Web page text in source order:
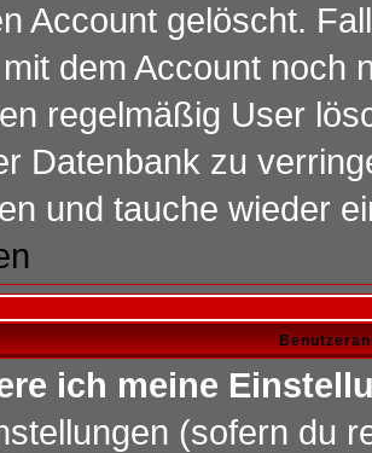
Account gelöscht.
dem Account noch
regelmäßig User
Datenbank zu
und tauche wieder
ich meine
(sofern du